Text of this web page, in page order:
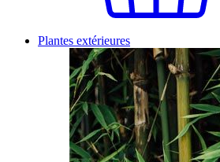
Plantes extérieures